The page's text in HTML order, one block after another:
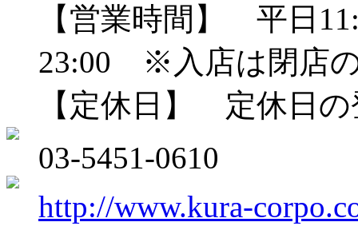
【営業時間】 平日
23:00 ※入店は閉店
【定休日】 定休日
03-5451-0610
http://www.kura-